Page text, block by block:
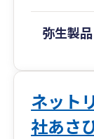
弥生製品
ネット
社あさ